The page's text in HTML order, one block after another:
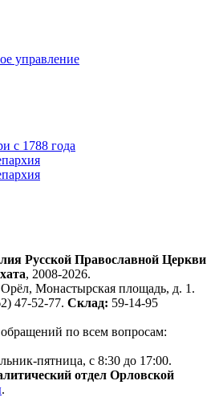
управление
с 1788 года
Русской Православной Церкви
, 2008-2026.
Монастырская площадь, д. 1.
47-52-77. Склад: 59-14-95
по всем вопросам:
пятница, с 8:30 до 17:00.
отдел Орловской
.